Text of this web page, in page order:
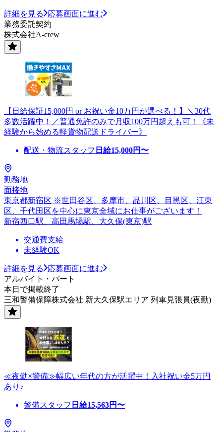
詳細を見る
応募画面に進む
業務委託契約
株式会社A-crew
【日給保証15,000円 or お祝い金10万円が選べる！】＼30代
多数活躍中！／普通免許のみで月収100万円超えも可！《未
経験から始める軽貨物配送ドライバー》
配送・物流スタッフ 日給15,000円〜
勤務地
面接地
東京都新宿区 ※世田谷区、多摩市、品川区、目黒区、江東
区、千代田区を中心に東京全域にお仕事がございます！
新宿西口駅、高田馬場駅、大久保(東京)駅
交通費支給
未経験OK
詳細を見る
応募画面に進む
アルバイト・パート
本日で掲載終了
三和警備保障株式会社 新大久保駅エリア 列車見張員(夜勤)
≪夜勤×警備≫幅広い年代の方が活躍中！入社祝い金5万円
あり♪
警備スタッフ 日給15,563円〜